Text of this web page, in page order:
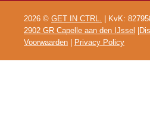
2026 © GET IN CTRL. | KvK:
2902 GR Capelle aan den IJssel
Voorwaarden
Privacy Policy